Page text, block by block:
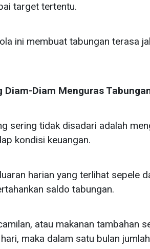
target tertentu.
ini membuat tabungan terasa
Diam-Diam Menguras
sering tidak disadari adalah
kondisi keuangan.
harian yang terlihat sepele
saldo tabungan.
atau makanan tambahan
maka dalam satu bulan